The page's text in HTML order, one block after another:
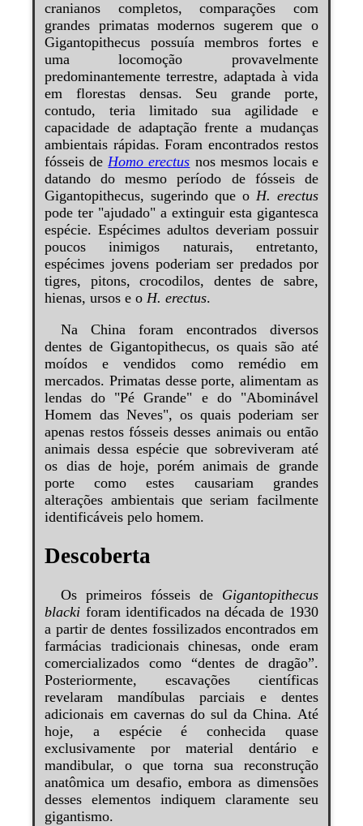
cranianos completos, comparações com
grandes primatas modernos sugerem que o
Gigantopithecus possuía membros fortes e
uma locomoção provavelmente
predominantemente terrestre, adaptada à vida
em florestas densas. Seu grande porte,
contudo, teria limitado sua agilidade e
capacidade de adaptação frente a mudanças
ambientais rápidas. Foram encontrados restos
fósseis de Homo erectus nos mesmos locais e
datando do mesmo período de fósseis de
Gigantopithecus, sugerindo que o H. erectus
pode ter "ajudado" a extinguir esta gigantesca
espécie. Espécimes adultos deveriam possuir
poucos inimigos naturais, entretanto,
espécimes jovens poderiam ser predados por
tigres, pitons, crocodilos, dentes de sabre,
hienas, ursos e o H. erectus.
Na China foram encontrados diversos
dentes de Gigantopithecus, os quais são até
moídos e vendidos como remédio em
mercados. Primatas desse porte, alimentam as
lendas do "Pé Grande" e do "Abominável
Homem das Neves", os quais poderiam ser
apenas restos fósseis desses animais ou então
animais dessa espécie que sobreviveram até
os dias de hoje, porém animais de grande
porte como estes causariam grandes
alterações ambientais que seriam facilmente
identificáveis pelo homem.
Descoberta
Os primeiros fósseis de Gigantopithecus
blacki foram identificados na década de 1930
a partir de dentes fossilizados encontrados em
farmácias tradicionais chinesas, onde eram
comercializados como “dentes de dragão”.
Posteriormente, escavações científicas
revelaram mandíbulas parciais e dentes
adicionais em cavernas do sul da China. Até
hoje, a espécie é conhecida quase
exclusivamente por material dentário e
mandibular, o que torna sua reconstrução
anatômica um desafio, embora as dimensões
desses elementos indiquem claramente seu
gigantismo.